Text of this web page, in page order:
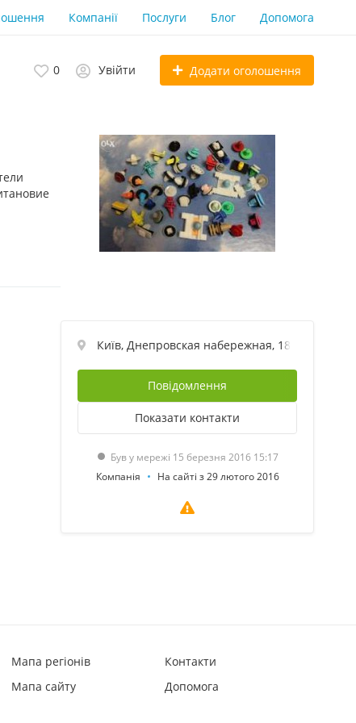
Компанії Послуги Блог Допомога
0 Увійти Додати оголошення
Київ, Днепровская набережная, 18
Повідомлення
Показати контакти
Був у мережі 15 березня 2016 15:17
Компанія
На сайті з 29 лютого 2016
Мапа регіонів
Мапа сайту
Контакти
Допомога